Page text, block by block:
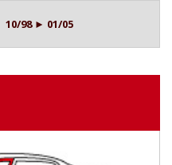
10/98 ► 01/05